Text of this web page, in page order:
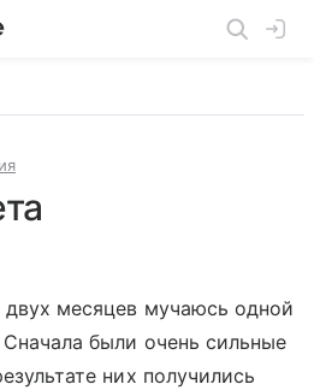
двух месяцев мучаюсь одной
были очень сильные
них получились